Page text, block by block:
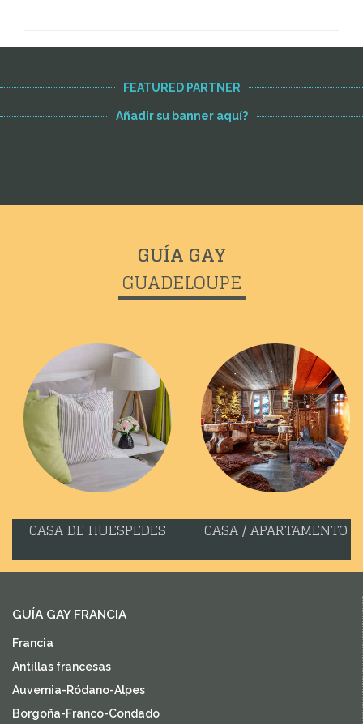
FEATURED PARTNER
Añadir su banner aquí?
GUÍA GAY
GUADELOUPE
CASA DE HUESPEDES CASA / APARTAMENTO
GUÍA GAY FRANCIA
Francia
Antillas francesas
Auvernia-Ródano-Alpes
Borgoña-Franco-Condado